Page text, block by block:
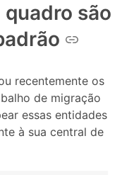
são
recentemente os
de migração
essas entidades
à sua central de